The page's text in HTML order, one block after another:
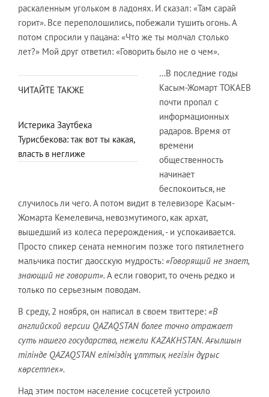
раскаленным угольком в ладонях. И сказал: «Там сарай
горит». Все переполошились, побежали тушить огонь. А
потом спросили у пацана: «Что же ты молчал столько
лет?» Мой друг ответил: «Говорить было не о чем».
ЧИТАЙТЕ ТАКЖЕ
Истерика Заутбека
Турисбекова: так вот ты какая,
власть в неглиже
…В последние годы
Касым-Жомарт ТОКАЕВ
почти пропал с
информационных
радаров. Время от
времени
общественность
начинает
беспокоиться, не
случилось ли чего. А потом видит в телевизоре Касым-
Жомарта Кемелевича, невозмутимого, как архат,
вышедший из колеса перерождения, - и успокаивается.
Просто спикер сената немногим позже того пятилетнего
мальчика постиг даосскую мудрость: «Говорящий не знает,
знающий не говорит». А если говорит, то очень редко и
только по серьезным поводам.
В среду, 2 ноября, он написал в своем твиттере: «В
английской версии QAZAQSTAN более точно отражает
суть нашего государства, нежели KAZAKHSTAN. Ағылшын
тілінде QAZAQSTAN еліміздің ұлттық негізін дұрыс
көрсетпек».
Над этим постом население сосцсетей устроило